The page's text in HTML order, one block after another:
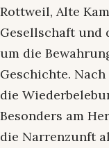
Rottweil, Alte
Gesellschaft und
um die
Geschichte.
die
Besonders am
die Narrenzunft